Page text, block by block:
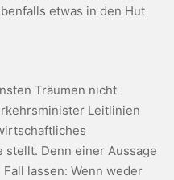
etwas in den Hut
Träumen nicht
Leitlinien
stellt. Denn einer Aussage
lassen: Wenn weder